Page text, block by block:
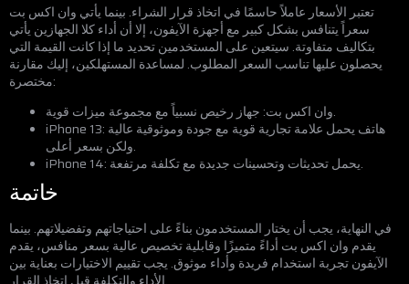
تعتبر الأسعار عاملاً حاسمًا في اتخاذ قرار الشراء. بينما يأتي وان اكس بت
سعراً يتنافس بشكل كبير مع أجهزة الآيفون، إلا أن أداء كلا الجهازين يأتي
بتكاليف متفاوتة. سيتعين على المستخدمين تحديد ما إذا كانت القيمة التي
يحصلون عليها تناسب السعر المطلوب. لمساعدة المستهلكين، إليك مقارنة
مختصرة:
وان اكس بت: جهاز رخيص نسبياً مع مجموعة ميزات قوية.
iPhone 13: هاتف يحمل علامة تجارية قوية مع جودة وموثوقية عالية
ولكن بسعر أعلى.
iPhone 14: يحمل تحديثات وتحسينات جديدة مع تكلفة مرتفعة.
خاتمة
في النهاية، يجب أن يختار المستخدمون بناءً على احتياجاتهم وتفضيلاتهم. بينما
يقدم وان اكس بت أداءً متميزًا وقابلية تخصيص عالية بسعر منافس، يقدم
الآيفون تجربة استخدام فريدة وأداء موثوق. يجب تقييم الاختيارات بعناية بين